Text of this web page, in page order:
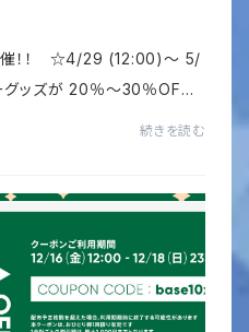
催！！ ☆4/29 (12:00)～ 5/
ッズが 20％～30％OF
続きを読む